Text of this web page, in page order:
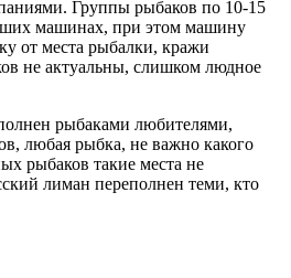
Группы рыбаков по 10-15
машинах, при этом машину
от места рыбалки, кражи
не актуальны, слишком людное
рыбаками любителями,
любая рыбка, не важно какого
рыбаков такие места не
лиман переполнен теми, кто